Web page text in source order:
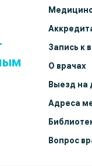
Запись к
О врачах
Выезд на
Адреса
Вопрос